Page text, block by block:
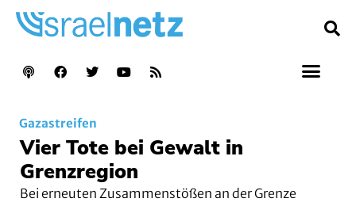
Gazastreifen
Vier Tote bei Gewalt in
Grenzregion
Bei erneuten Zusammenstößen an der Grenze